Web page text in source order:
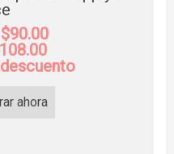
$90.00
ahora